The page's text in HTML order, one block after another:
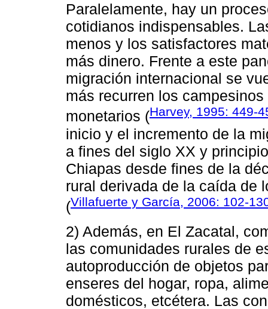
Paralelamente, hay un
cotidianos indispensables.
menos y los satisfactores
más dinero. Frente a este
migración internacional se
más recurren los
monetarios (Harvey, 1995: 449-
inicio y el incremento de la
a fines del siglo XX y
Chiapas desde fines de la
rural derivada de la caída de
(Villafuerte y García, 2006: 102-
2) Además, en El Zacatal,
las comunidades rurales de
autoproducción de objetos
enseres del hogar, ropa,
domésticos, etcétera. Las